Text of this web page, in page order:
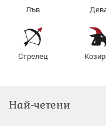
Лъв
Стрелец
Най-четени